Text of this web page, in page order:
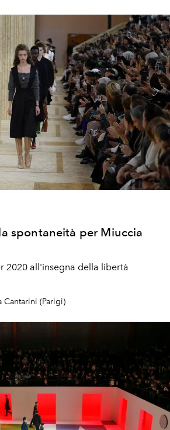
spontaneità per Miuccia
2020 all'insegna della libertà
(Parigi)